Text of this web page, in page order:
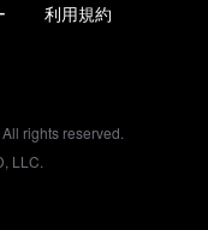
利用規約
All rights reserved.
LLC.